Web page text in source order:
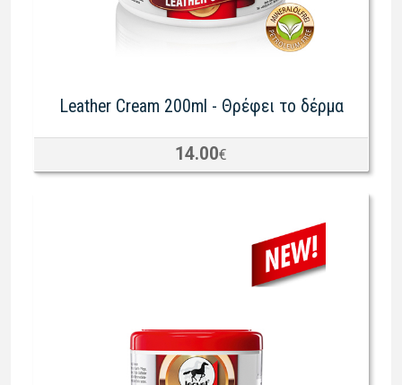
Leather Cream 200ml - Θρέφει το δέρμα
14.00€